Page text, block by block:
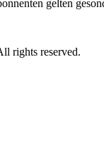
gelten
rights reserved.